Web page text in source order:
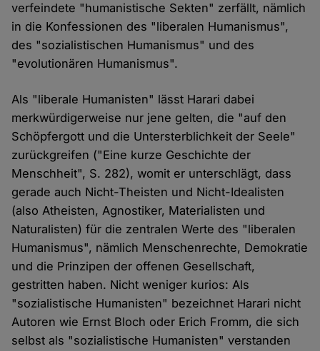
verfeindete "humanistische Sekten" zerfällt, nämlich
in die Konfessionen des "liberalen Humanismus",
des "sozialistischen Humanismus" und des
"evolutionären Humanismus".
Als "liberale Humanisten" lässt Harari dabei
merkwürdigerweise nur jene gelten, die "auf den
Schöpfergott und die Untersterblichkeit der Seele"
zurückgreifen ("Eine kurze Geschichte der
Menschheit", S. 282), womit er unterschlägt, dass
gerade auch Nicht-Theisten und Nicht-Idealisten
(also Atheisten, Agnostiker, Materialisten und
Naturalisten) für die zentralen Werte des "liberalen
Humanismus", nämlich Menschenrechte, Demokratie
und die Prinzipen der offenen Gesellschaft,
gestritten haben. Nicht weniger kurios: Als
"sozialistische Humanisten" bezeichnet Harari nicht
Autoren wie Ernst Bloch oder Erich Fromm, die sich
selbst als "sozialistische Humanisten" verstanden